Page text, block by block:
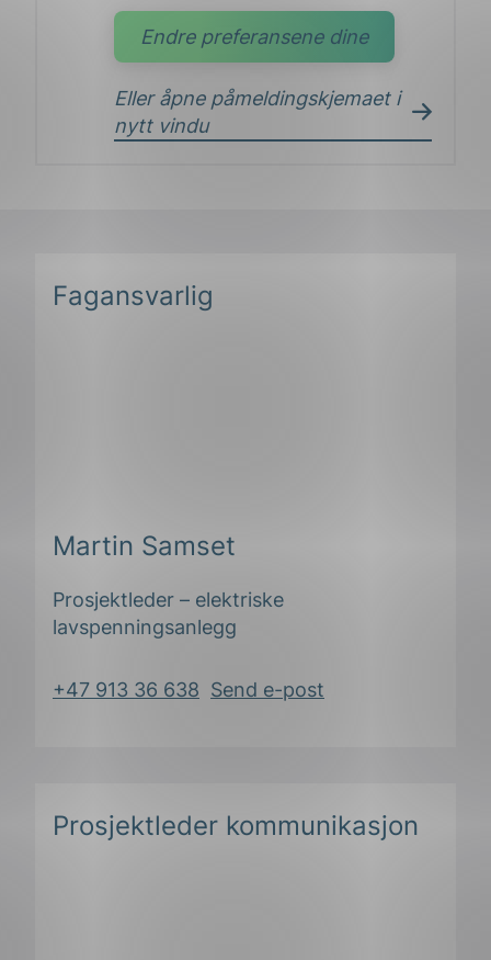
Endre preferansene dine
Eller åpne påmeldingskjemaet i
nytt vindu
Fagansvarlig
Martin Samset
Prosjektleder – elektriske
lavspenningsanlegg
+47 913 36 638 Send e-post
Prosjektleder kommunikasjon